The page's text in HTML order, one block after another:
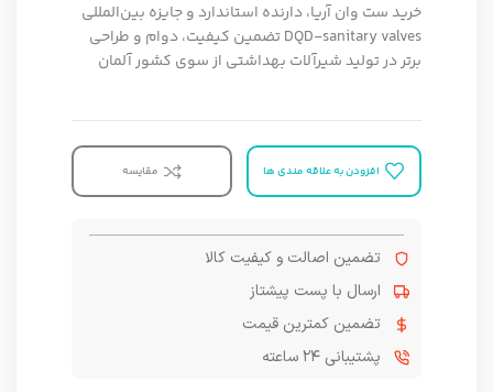
خرید ست وان آریا، دارنده استاندارد و جایزه بین‌المللی
DQD-sanitary valves تضمین کیفیت، دوام و طراحی
برتر در تولید شیرآلات بهداشتی از سوی کشور آلمان
افزودن به علاقه مندی ها مقایسه
تضمین اصالت و کیفیت کالا
ارسال با پست پیشتاز
تضمین کمترین قیمت
پشتیبانی ۲۴ ساعته